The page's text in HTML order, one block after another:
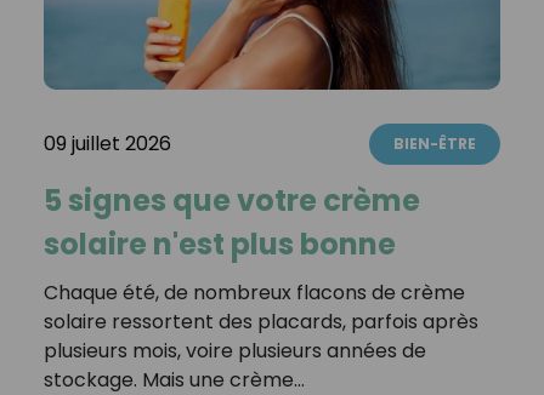
09 juillet 2026 BIEN-ÊTRE
5 signes que votre crème
solaire n'est plus bonne
Chaque été, de nombreux flacons de crème
solaire ressortent des placards, parfois après
plusieurs mois, voire plusieurs années de
stockage. Mais une crème…